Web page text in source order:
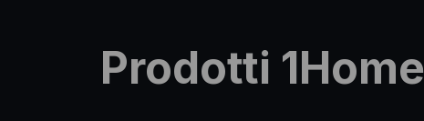
Prodotti 1Home